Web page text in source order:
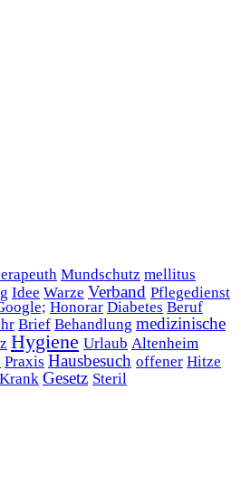
Mundschutz mellitus
Idee Warze Verband Pflegedienst
Honorar Diabetes Beruf
Brief Behandlung medizinische
Hygiene Urlaub Altenheim
Praxis Hausbesuch offener Hitze
Krank Gesetz Steril